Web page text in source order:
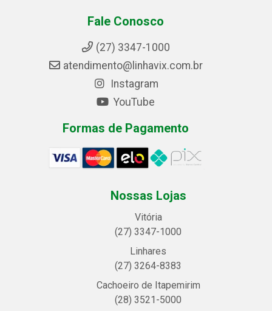
Fale Conosco
(27) 3347-1000
atendimento@linhavix.com.br
Instagram
YouTube
Formas de Pagamento
Nossas Lojas
Vitória
(27) 3347-1000
Linhares
(27) 3264-8383
Cachoeiro de Itapemirim
(28) 3521-5000